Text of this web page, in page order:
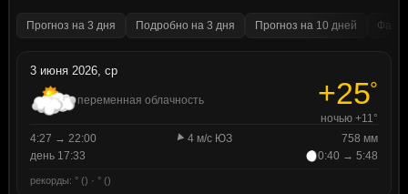
Прогноз на 3 дня Подробно на 3 дня Прогноз на 10 дней
3 июня 2026, ср
переменная облачность +25°
ночью +11°
4:27 → 22:00
4 м/с ЮЗ
758 мм
день 17:33
0:40 → 5:48
рекорды: ° () · ° ()